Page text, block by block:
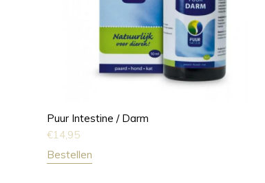
Puur Intestine / Darm
€14,95
Bestellen